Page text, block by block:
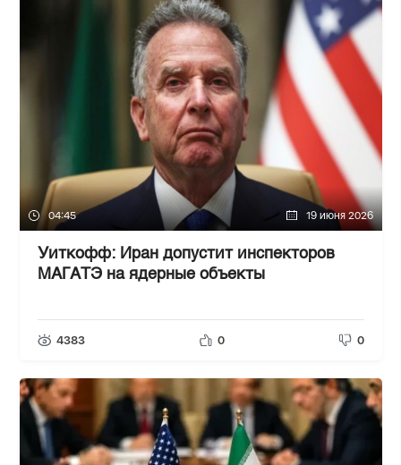
04:45 19 июня 2026
Уиткофф: Иран допустит инспекторов
МАГАТЭ на ядерные объекты
4383 0 0